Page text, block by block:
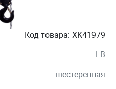
Код товара: XK41979
LB
шестеренная